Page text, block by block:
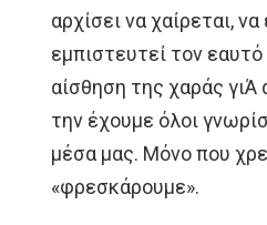
αρχίσει να χαίρεται,
εμπιστευτεί τον
αίσθηση της χαράς
την έχουμε όλοι
μέσα μας. Μόνο που
«φρεσκάρουμε».